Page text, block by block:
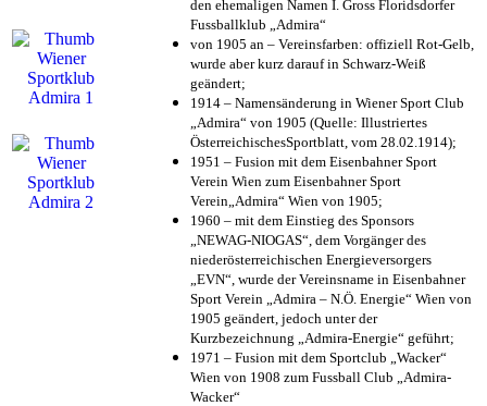
den ehemaligen Namen I. Gross Floridsdorfer
Fussballklub „Admira“
von 1905 an – Vereinsfarben: offiziell Rot-Gelb,
wurde aber kurz darauf in Schwarz-Weiß
geändert;
1914 – Namensänderung in Wiener Sport Club
„Admira“ von 1905 (Quelle: Illustriertes
ÖsterreichischesSportblatt, vom 28.02.1914);
1951 – Fusion mit dem Eisenbahner Sport
Verein Wien zum Eisenbahner Sport
Verein„Admira“ Wien von 1905;
1960 – mit dem Einstieg des Sponsors
„NEWAG-NIOGAS“, dem Vorgänger des
niederösterreichischen Energieversorgers
„EVN“, wurde der Vereinsname in Eisenbahner
Sport Verein „Admira – N.Ö. Energie“ Wien von
1905 geändert, jedoch unter der
Kurzbezeichnung „Admira-Energie“ geführt;
1971 – Fusion mit dem Sportclub „Wacker“
Wien von 1908 zum Fussball Club „Admira-
Wacker“